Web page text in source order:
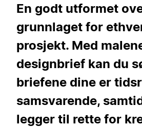
En godt utformet
grunnlaget for
prosjekt. Med
designbrief kan du
briefene dine er
samsvarende,
legger til rette for